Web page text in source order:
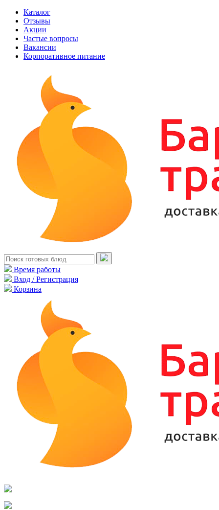
Каталог
Отзывы
Акции
Частые вопросы
Вакансии
Корпоративное питание
Время работы
Вход / Регистрация
Корзина